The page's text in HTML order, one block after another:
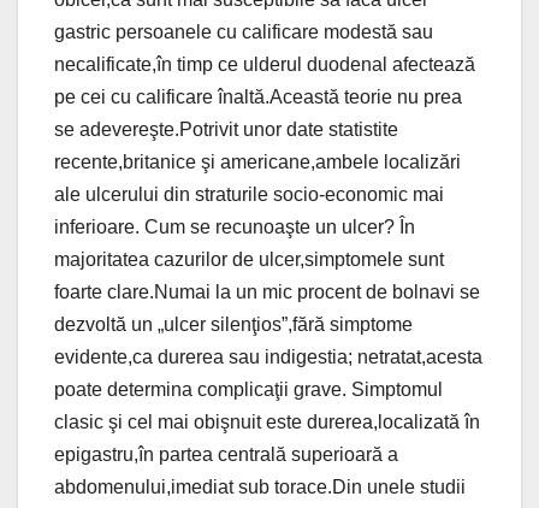
gastric persoanele cu calificare modestă sau
necalificate,în timp ce ulderul duodenal afectează
pe cei cu calificare înaltă.Această teorie nu prea
se adevereşte.Potrivit unor date statistite
recente,britanice şi americane,ambele localizări
ale ulcerului din straturile socio-economic mai
inferioare. Cum se recunoaşte un ulcer? În
majoritatea cazurilor de ulcer,simptomele sunt
foarte clare.Numai la un mic procent de bolnavi se
dezvoltă un „ulcer silenţios”,fără simptome
evidente,ca durerea sau indigestia; netratat,acesta
poate determina complicaţii grave. Simptomul
clasic şi cel mai obişnuit este durerea,localizată în
epigastru,în partea centrală superioară a
abdomenului,imediat sub torace.Din unele studii